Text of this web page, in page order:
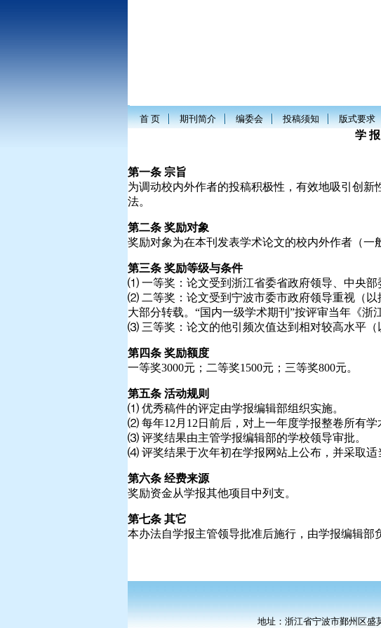
首 页 期刊简介 编委会 投稿须知 版式要求
学 报 优 秀 稿 件
第一条 宗旨
为调动校内外作者的投稿积极性，有效地吸引创
法。
第二条 奖励对象
奖励对象为在本刊发表学术论文的校内外作者（一
第三条 奖励等级与条件
⑴ 一等奖：论文受到浙江省委省政府领导、中央部
⑵ 二等奖：论文受到宁波市委市政府领导重视（
大部分转载。“国内一级学术期刊”按评审当年《浙
⑶ 三等奖：论文的他引频次值达到相对较高水平（
第四条 奖励额度
一等奖3000元；二等奖1500元；三等奖800元。
第五条 活动规则
⑴ 优秀稿件的评定由学报编辑部组织实施。
⑵ 每年12月12日前后，对上一年度学报整卷所有学
⑶ 评奖结果由主管学报编辑部的学校领导审批。
⑷ 评奖结果于次年初在学报网站上公布，并采取适
第六条 经费来源
奖励资金从学报其他项目中列支。
第七条 其它
本办法自学报主管领导批准后施行，由学报编辑部
地址：浙江省宁波市鄞州区